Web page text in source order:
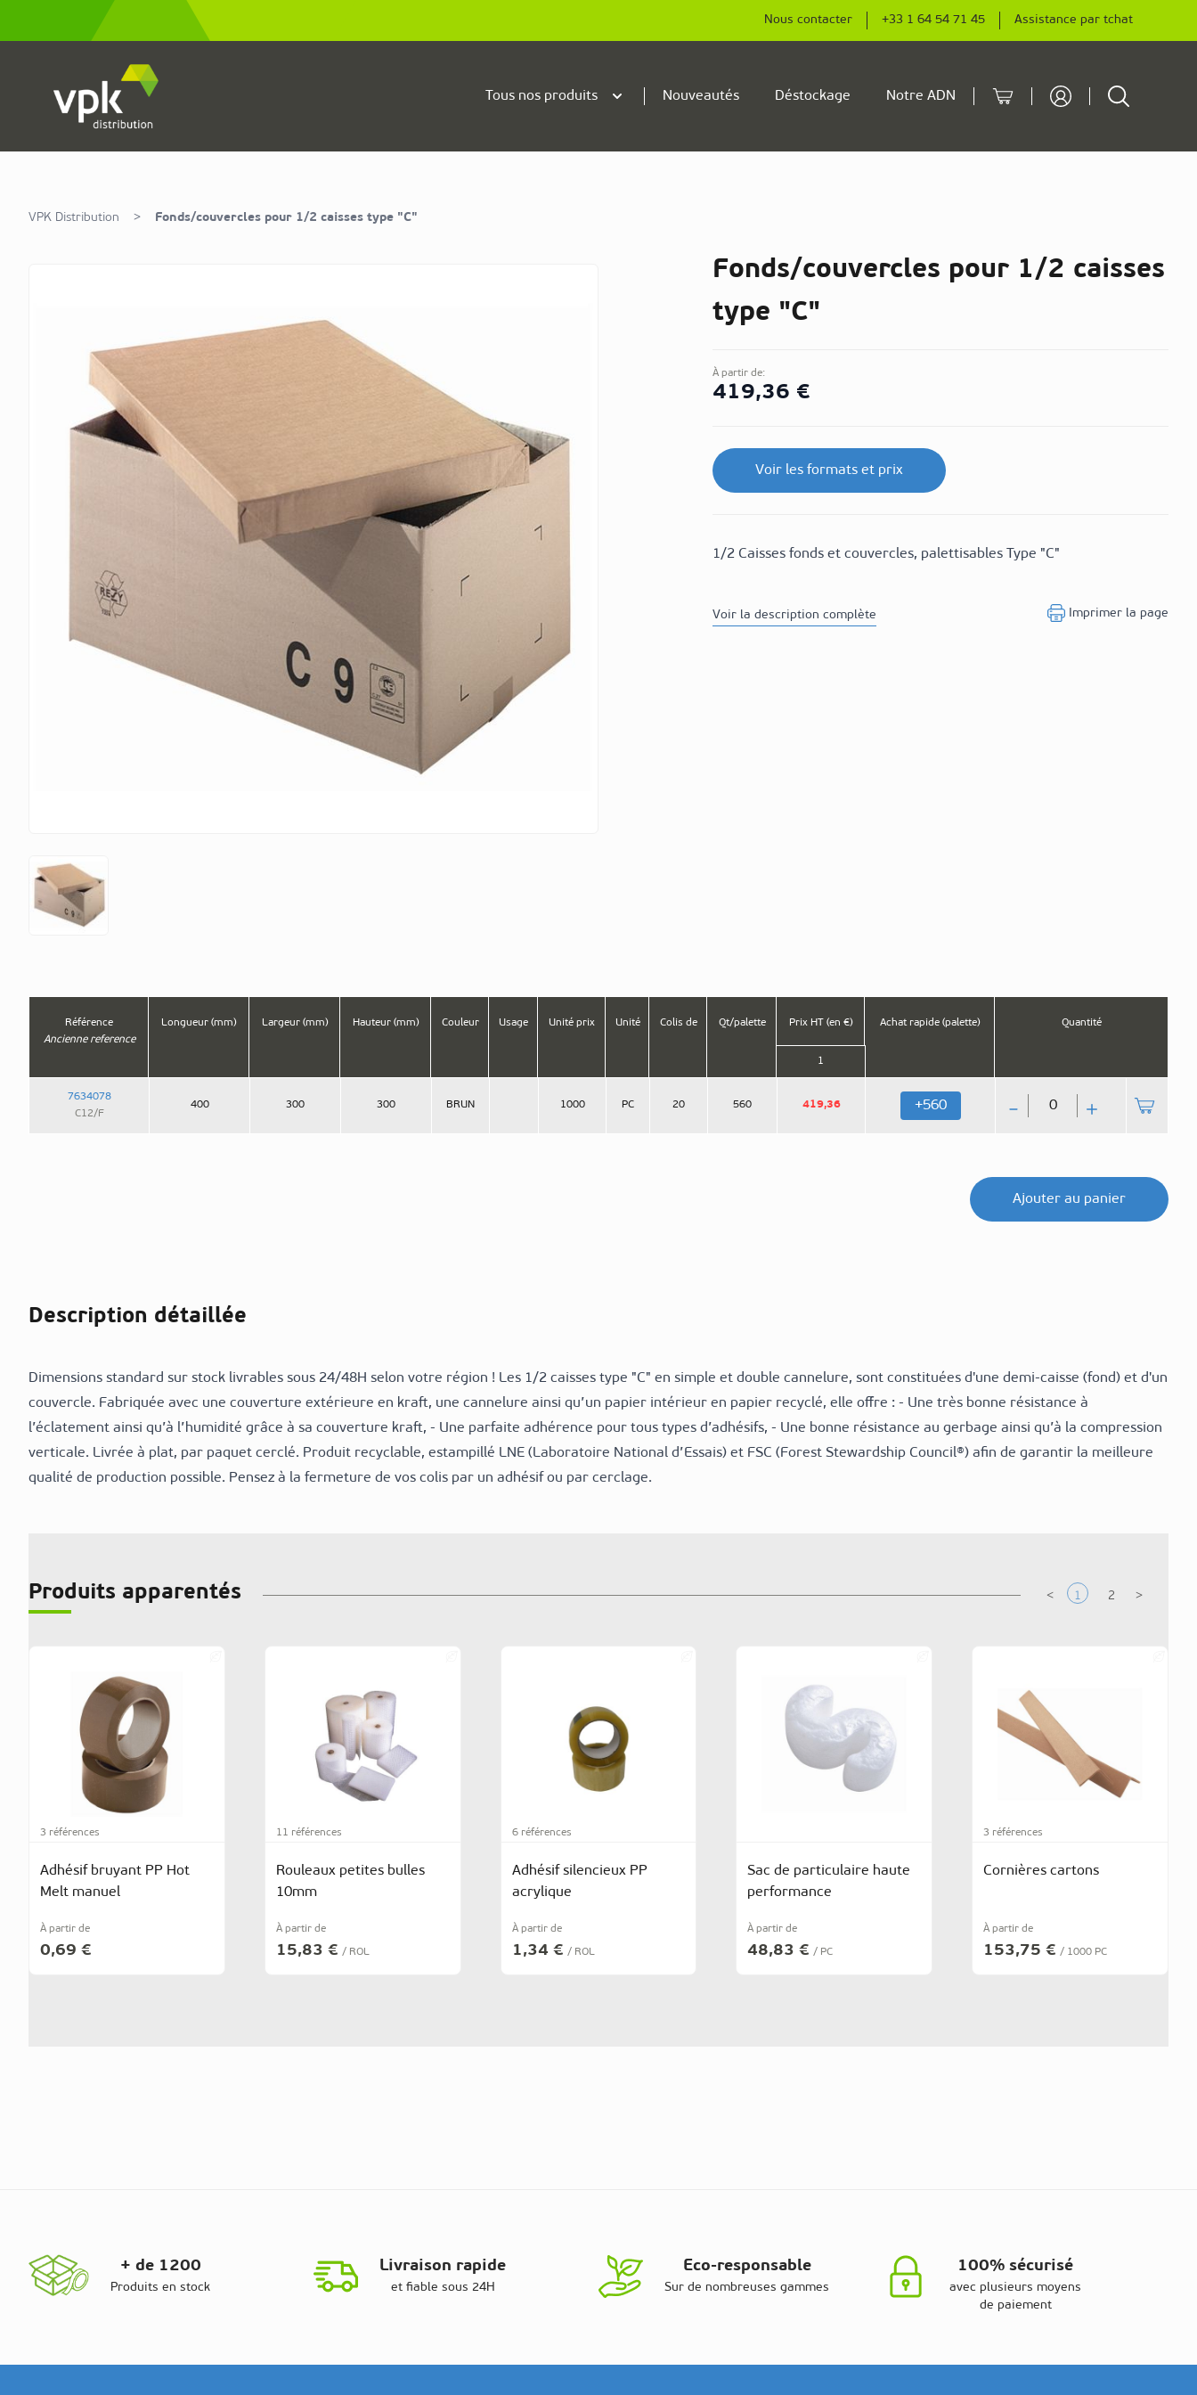
Nous contacter +33 1 64 54 71 45 Assistance par tchat
Tous nos produits Nouveautés Déstockage Notre ADN Cart Rechercher
VPK Distribution > Fonds/couvercles pour 1/2 caisses type "C"
Fonds/couvercles pour 1/2 caisses
type "C"
À partir de:
419,36 €
Voir les formats et prix
1/2 Caisses fonds et couvercles, palettisables Type "C"
Voir la description complète Imprimer la page
Référence
Ancienne reference
Longueur (mm) Largeur (mm) Hauteur (mm) Couleur Usage Unité prix Unité Colis de Qt/palette Prix HT (en €) Achat rapide (palette) Quantité
1
7634078
C12/F
400 300 300 BRUN 1000 PC 20 560 419,36 +560
Ajouter au panier
Description détaillée
Dimensions standard sur stock livrables sous 24/48H selon votre région ! Les 1/2 caisses type "C" en simple et double cannelure, sont constituées d'une demi-caisse (fond) et d'un
couvercle. Fabriquée avec une couverture extérieure en kraft, une cannelure ainsi qu’un papier intérieur en papier recyclé, elle offre : - Une très bonne résistance à
l’éclatement ainsi qu’à l’humidité grâce à sa couverture kraft, - Une parfaite adhérence pour tous types d’adhésifs, - Une bonne résistance au gerbage ainsi qu’à la compression
verticale. Livrée à plat, par paquet cerclé. Produit recyclable, estampillé LNE (Laboratoire National d’Essais) et FSC (Forest Stewardship Council®) afin de garantir la meilleure
qualité de production possible. Pensez à la fermeture de vos colis par un adhésif ou par cerclage.
Produits apparentés
3 références
Adhésif bruyant PP Hot
Melt manuel
À partir de
0,69 €
11 références
Rouleaux petites bulles
10mm
À partir de
15,83 € / ROL
6 références
Adhésif silencieux PP
acrylique
À partir de
1,34 € / ROL
Sac de particulaire haute
performance
À partir de
48,83 € / PC
3 références
Cornières cartons
À partir de
153,75 € / 1000 PC
+ de 1200
Produits en stock
Livraison rapide
et fiable sous 24H
Eco-responsable
Sur de nombreuses gammes
100% sécurisé
avec plusieurs moyens
de paiement